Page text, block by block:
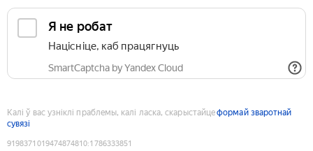
Я не робат
Націсніце, каб працягнуць
SmartCaptcha by Yandex Cloud
Калі ў вас узніклі праблемы, калі ласка, скарыстайцеформай зваротнай
сувязі
9198371019474874810:1786333851